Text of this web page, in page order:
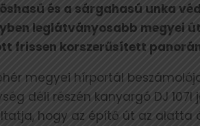
és a sárgahasú unka
leglátványosabb megyei
frissen korszerűsített
megyei hírportál
déli részén kanyargó DJ
hogy az építő út az alatta